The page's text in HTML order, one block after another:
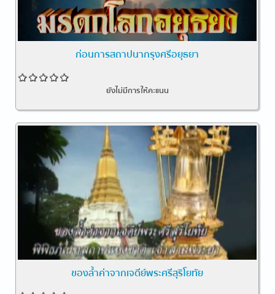
ก่อนการสถาปนากรุงศรีอยุธยา
ยังไม่มีการให้คะแนน
ของล้ำค่าจากเจดีย์พระศรีสุริโยทัย